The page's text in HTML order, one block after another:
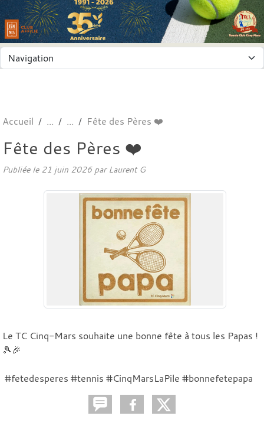
Accueil Fête des Pères ❤️
Fête des Pères ❤️
Publiée le 21 juin 2026par Laurent G
Le TC Cinq-Mars souhaite une bonne fête à tous les Papas !
🎾🎉
#fetedesperes #tennis #CinqMarsLaPile #bonnefetepapa
Panneau de gestion des cookies